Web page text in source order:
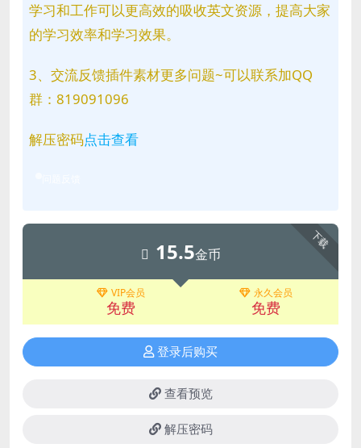
学习和工作可以更高效的吸收英文资源，提高大家
的学习效率和学习效果。
3、交流反馈插件素材更多问题~可以联系加QQ
群：819091096
解压密码点击查看
下载
15.5金币
VIP会员
免费
永久会员
免费
登录后购买
查看预览
解压密码